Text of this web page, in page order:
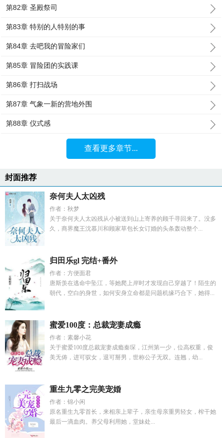
第82章 圣殿祭司
第83章 特别的人特别的事
第84章 去吧我的冒险家们
第85章 冒险团的实践课
第86章 打扫战场
第87章 气象一新的营地外围
第88章 仪式感
查看更多章节...
封面推荐
奈何夫人太凶残
作者：秋梦
关于奈何夫人太凶残从小被送到山上寄养的顾千寻回来了。没多
久，商界魔王沈慕川和顾家草包长女订婚的头条轰动整个...
归田乐gl 完结+番外
作者：方便面君
唐斯羡在逃命中坠江，等她爬上岸时才发现自己穿越了！陌生的
朝代，空白的身世，如何安身立命都是问题机缘巧合下，她得...
蜜爱100度：总裁宠妻成瘾
作者：素馨小花
关于蜜爱100度总裁宠妻成瘾秦琛，江州第一少，位高权重，俊
美无俦，进可驭女，退可掰男，世称公子无双。连翘，幼...
重生九零之完美宠婚
作者：锦小闲
原名重生九零首长，来相亲上辈子，亲生母亲重男轻女，榨干她
最后一滴血肉。养父母利用她，堂妹处...